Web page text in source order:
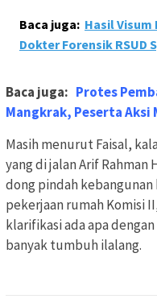
Baca juga: Hasil
Dokter Forensik RSUD
Baca juga: Protes
Mangkrak, Peserta
Masih menurut Faisal,
yang di jalan Arif
dong pindah kebangunan
pekerjaan rumah Komisi
klarifikasi ada apa
banyak tumbuh ilalang.